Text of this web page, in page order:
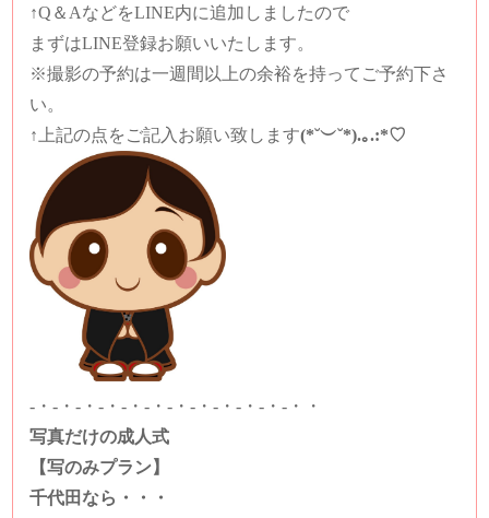
↑Q＆AなどをLINE内に追加しましたので
まずはLINE登録お願いいたします。
※撮影の予約は一週間以上の余裕を持ってご予約下さ
い。
↑上記の点をご記入お願い致します(*˘︶˘*).｡.:*♡
-・-・-・-・-・-・-・-・-・-・-・-・・
写真だけの成人式
【写のみプラン】
千代田なら・・・